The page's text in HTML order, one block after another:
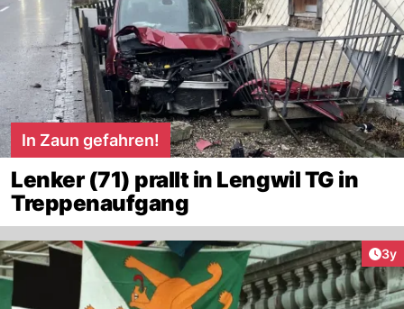
In Zaun gefahren!
Lenker (71) prallt in Lengwil TG in
Treppenaufgang
3y